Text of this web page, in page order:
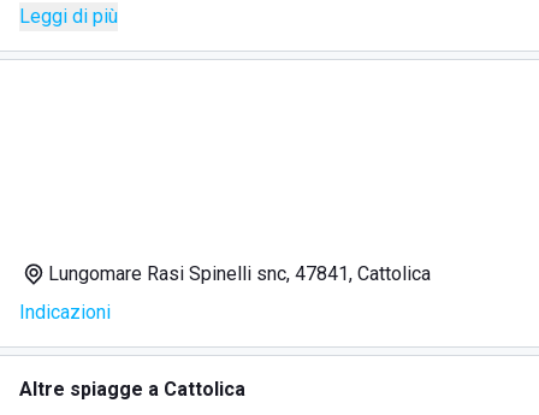
e confortevoli. A loro volta le tende vicine al parco giochi
sono molto gradite alle famiglie con bambini, che possono
Leggi di più
Lungomare Rasi Spinelli snc, 47841, Cattolica
Indicazioni
Altre spiagge a Cattolica